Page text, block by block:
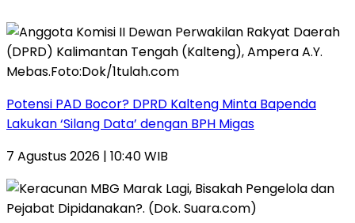
Potensi PAD Bocor? DPRD Kalteng Minta Bapenda
Lakukan ‘Silang Data’ dengan BPH Migas
7 Agustus 2026 | 10:40 WIB